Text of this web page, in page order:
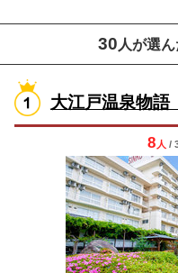
30 人が選
大江戸温泉物
8 人 /